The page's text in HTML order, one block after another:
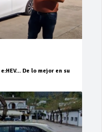
De lo mejor en su